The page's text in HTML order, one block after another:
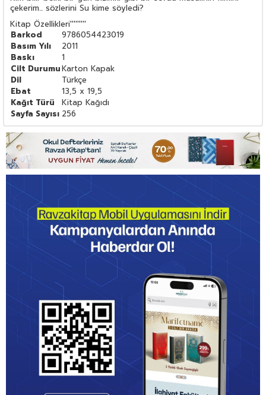
çekerim... sözlerini Su kime söyledi?
Kitap Özellikleri'''''''''
Barkod
9786054423019
Basım Yılı
2011
Baskı
1
Cilt DurumuKarton Kapak
Dil
Türkçe
Ebat
13,5 x 19,5
Kağıt Türü
Kitap Kağıdı
Sayfa Sayısı 256